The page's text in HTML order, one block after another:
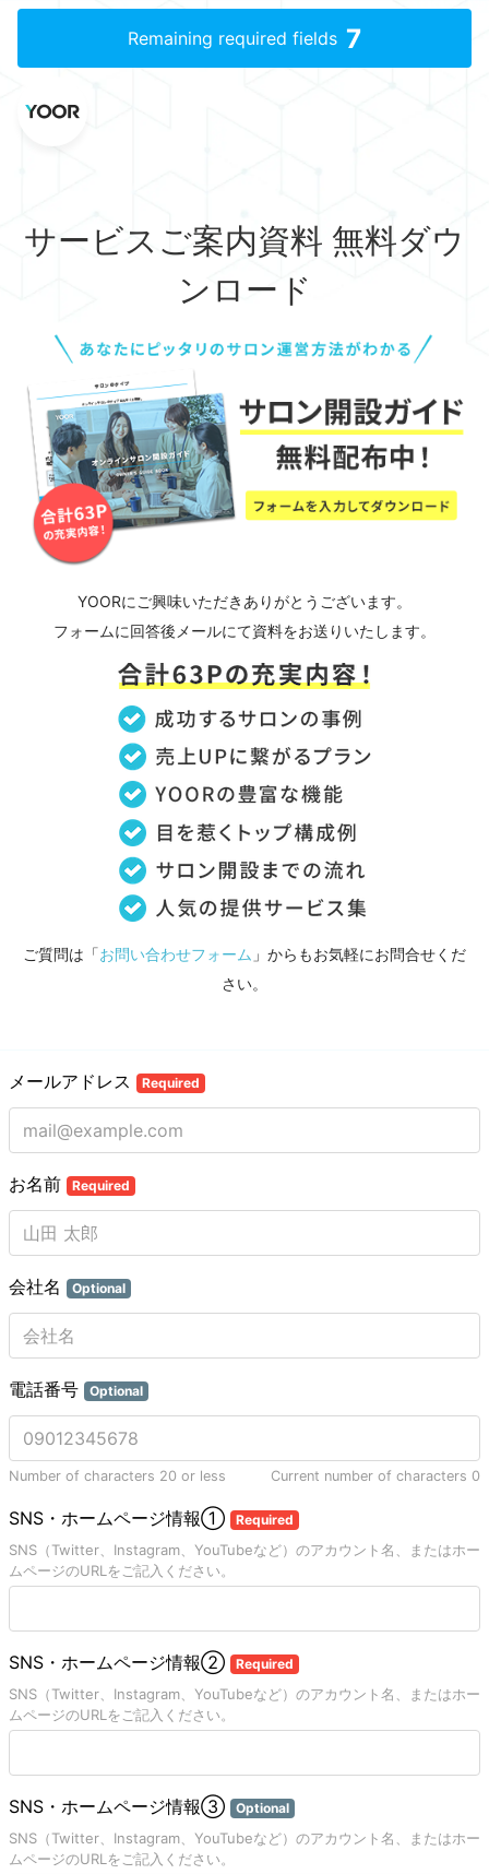
Remaining required fields 7
サービスご案内資料 無料ダウ
ンロード
YOORにご興味いただきありがとうございます。
フォームに回答後メールにて資料をお送りいたします。
ご質問は「お問い合わせフォーム 」からもお気軽にお問合せくだ
さい。
メールアドレス Required
お名前 Required
会社名 Optional
電話番号 Optional
Number of characters 20 or less Current number of characters 0
SNS・ホームページ情報① Required
SNS（Twitter、Instagram、YouTubeなど）のアカウント名、またはホー
ムページのURLをご記入ください。
SNS・ホームページ情報② Required
SNS（Twitter、Instagram、YouTubeなど）のアカウント名、またはホー
ムページのURLをご記入ください。
SNS・ホームページ情報③ Optional
SNS（Twitter、Instagram、YouTubeなど）のアカウント名、またはホー
ムページのURLをご記入ください。